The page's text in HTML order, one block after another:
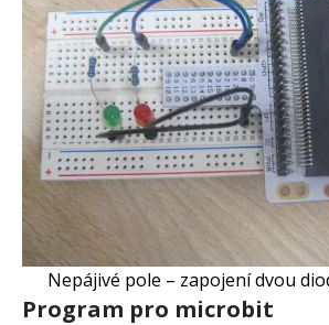
Nepájivé pole – zapojení dvou
Program pro microbit